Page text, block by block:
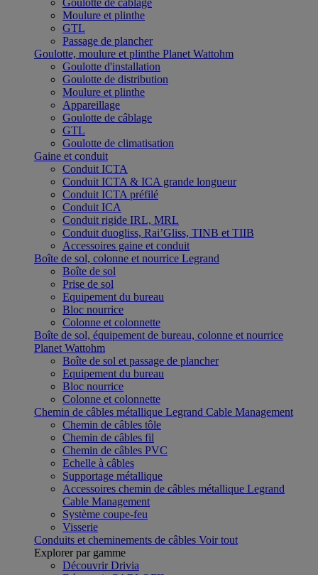
Goulotte de câblage
Moulure et plinthe
GTL
Passage de plancher
Goulotte, moulure et plinthe Planet Wattohm
Goulotte d'installation
Goulotte de distribution
Moulure et plinthe
Appareillage
Goulotte de câblage
GTL
Goulotte de climatisation
Gaine et conduit
Conduit ICTA
Conduit ICTA & ICA grande longueur
Conduit ICTA préfilé
Conduit ICA
Conduit rigide IRL, MRL
Conduit duogliss, Rai’Gliss, TINB et TIIB
Accessoires gaine et conduit
Boîte de sol, colonne et nourrice Legrand
Boîte de sol
Prise de sol
Equipement du bureau
Bloc nourrice
Colonne et colonnette
Boîte de sol, équipement de bureau, colonne et nourrice
Planet Wattohm
Boîte de sol et passage de plancher
Equipement du bureau
Bloc nourrice
Colonne et colonnette
Chemin de câbles métallique Legrand Cable Management
Chemin de câbles tôle
Chemin de câbles fil
Chemin de câbles PVC
Echelle à câbles
Supportage métallique
Accessoires chemin de câbles métallique Legrand
Cable Management
Système coupe-feu
Visserie
Conduits et cheminements de câbles Voir tout
Explorer par gamme
Découvrir Drivia